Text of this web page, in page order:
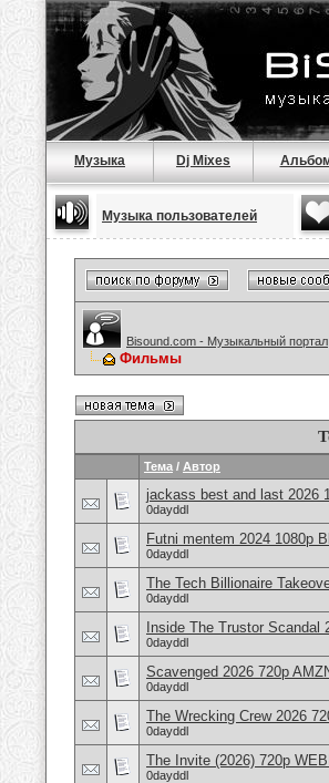
Музыка Dj Mixes
Музыка пользователей
Bisound.com - Музыкальный портал
Фильмы
Тема / Автор
jackass best and last 2026
0dayddl
Futni mentem 2024 1080p
0dayddl
The Tech Billionaire
0dayddl
Inside The Trustor Scandal
0dayddl
Scavenged 2026 720p
0dayddl
The Wrecking Crew 2026
0dayddl
The Invite (2026) 720p
0dayddl